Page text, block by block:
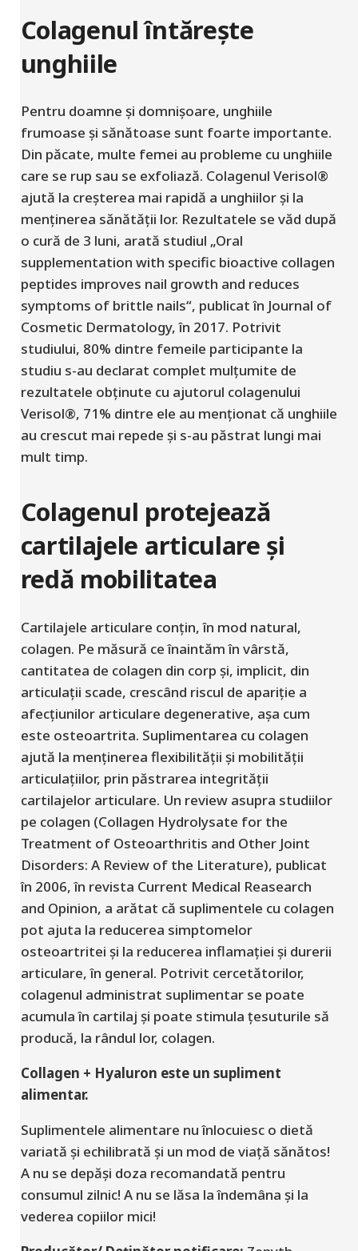
Colagenul întărește
unghiile
Pentru doamne și domnișoare, unghiile
frumoase și sănătoase sunt foarte importante.
Din păcate, multe femei au probleme cu unghiile
care se rup sau se exfoliază. Colagenul Verisol®
ajută la creșterea mai rapidă a unghiilor și la
menținerea sănătății lor. Rezultatele se văd după
o cură de 3 luni, arată studiul „Oral
supplementation with specific bioactive collagen
peptides improves nail growth and reduces
symptoms of brittle nails“, publicat în Journal of
Cosmetic Dermatology, în 2017. Potrivit
studiului, 80% dintre femeile participante la
studiu s-au declarat complet mulțumite de
rezultatele obținute cu ajutorul colagenului
Verisol®, 71% dintre ele au menționat că unghiile
au crescut mai repede și s-au păstrat lungi mai
mult timp.
Colagenul protejează
cartilajele articulare și
redă mobilitatea
Cartilajele articulare conțin, în mod natural,
colagen. Pe măsură ce înaintăm în vârstă,
cantitatea de colagen din corp și, implicit, din
articulații scade, crescând riscul de apariție a
afecțiunilor articulare degenerative, așa cum
este osteoartrita. Suplimentarea cu colagen
ajută la menținerea flexibilității și mobilității
articulațiilor, prin păstrarea integrității
cartilajelor articulare. Un review asupra studiilor
pe colagen (Collagen Hydrolysate for the
Treatment of Osteoarthritis and Other Joint
Disorders: A Review of the Literature), publicat
în 2006, în revista Current Medical Reasearch
and Opinion, a arătat că suplimentele cu colagen
pot ajuta la reducerea simptomelor
osteoartritei și la reducerea inflamației și durerii
articulare, în general. Potrivit cercetătorilor,
colagenul administrat suplimentar se poate
acumula în cartilaj și poate stimula țesuturile să
producă, la rândul lor, colagen.
Collagen + Hyaluron este un supliment
alimentar.
Suplimentele alimentare nu înlocuiesc o dietă
variată și echilibrată și un mod de viață sănătos!
A nu se depăși doza recomandată pentru
consumul zilnic! A nu se lăsa la îndemâna și la
vederea copiilor mici!